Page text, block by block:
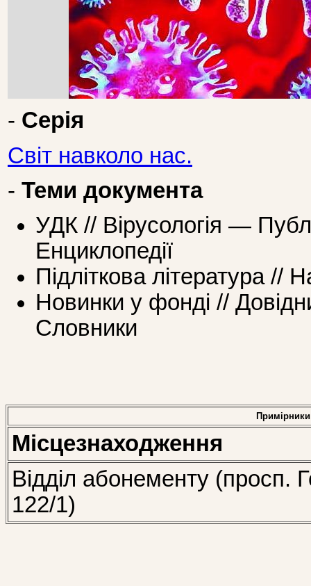
- Серія
Світ навколо нас.
- Теми документа
УДК // Вірусологія —
Енциклопедії
Підліткова література //
Новинки у фонді //
Словники
Примірники
Місцезнаходження
Відділ абонементу (просп.
122/1)